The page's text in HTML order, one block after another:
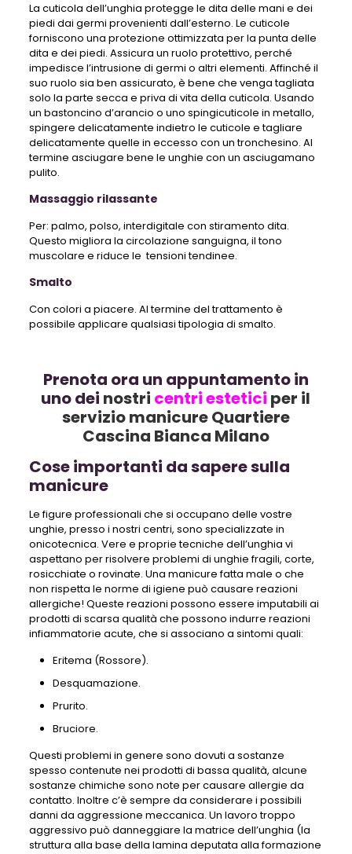
La cuticola dell’unghia protegge le dita delle mani e dei
piedi dai germi provenienti dall’esterno. Le cuticole
forniscono una protezione ottimizzata per la punta delle
dita e dei piedi. Assicura un ruolo protettivo, perché
impedisce l’intrusione di germi o altri elementi. Affinché il
suo ruolo sia ben assicurato, è bene che venga tagliata
solo la parte secca e priva di vita della cuticola. Usando
un bastoncino d’arancio o uno spingicuticole in metallo,
spingere delicatamente indietro le cuticole e tagliare
delicatamente quelle in eccesso con un tronchesino. Al
termine asciugare bene le unghie con un asciugamano
pulito.
Massaggio rilassante
Per: palmo, polso, interdigitale con stiramento dita.
Questo migliora la circolazione sanguigna, il tono
muscolare e riduce le tensioni tendinee.
Smalto
Con colori a piacere. Al termine del trattamento è
possibile applicare qualsiasi tipologia di smalto.
Prenota ora un appuntamento in
uno dei nostri centri estetici per il
servizio manicure Quartiere
Cascina Bianca Milano
Cose importanti da sapere sulla
manicure
Le figure professionali che si occupano delle vostre
unghie, presso i nostri centri, sono specializzate in
onicotecnica. Vere e proprie tecniche dell’unghia vi
aspettano per risolvere problemi di unghie fragili, corte,
rosicchiate o rovinate. Una manicure fatta male o che
non rispetta le norme di igiene può causare reazioni
allergiche! Queste reazioni possono essere imputabili ai
prodotti di scarsa qualità che possono indurre reazioni
infiammatorie acute, che si associano a sintomi quali:
Eritema (Rossore).
Desquamazione.
Prurito.
Bruciore.
Questi problemi in genere sono dovuti a sostanze
spesso contenute nei prodotti di bassa qualità, alcune
sostanze chimiche sono note per causare allergie da
contatto. Inoltre c’è sempre da considerare i possibili
danni da aggressione meccanica. Un lavoro troppo
aggressivo può danneggiare la matrice dell’unghia (la
struttura alla base della lamina deputata alla formazione